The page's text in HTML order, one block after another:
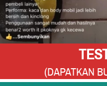
(DAPATKAN